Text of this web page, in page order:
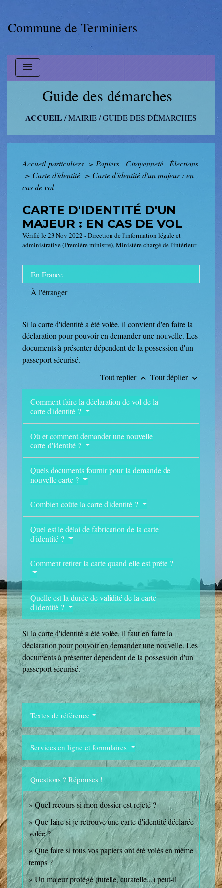
Commune de Terminiers
menu
Guide des démarches
ACCUEIL /MAIRIE/GUIDE DES DÉMARCHES
Accueil particuliers > Papiers - Citoyenneté - Élections
> Carte d'identité > Carte d'identité d'un majeur : en
cas de vol
CARTE D'IDENTITÉ D'UN
MAJEUR : EN CAS DE VOL
Vérifié le 23 Nov 2022 - Direction de l'information légale et
administrative (Première ministre), Ministère chargé de l'intérieur
En France
À l'étranger
Si la carte d'identité a été volée, il convient d'en faire la
déclaration pour pouvoir en demander une nouvelle. Les
documents à présenter dépendent de la possession d'un
passeport sécurisé.
Tout replier keyboard_arrow_up Tout déplier keyboard_arrow_down
Comment faire la déclaration de vol de la
carte d'identité ?
Où et comment demander une nouvelle
carte d'identité ?
Quels documents fournir pour la demande de
nouvelle carte ?
Combien coûte la carte d'identité ?
Quel est le délai de fabrication de la carte
d'identité ?
Comment retirer la carte quand elle est prête ?
Quelle est la durée de validité de la carte
d'identité ?
Si la carte d'identité a été volée, il faut en faire la
déclaration pour pouvoir en demander une nouvelle. Les
documents à présenter dépendent de la possession d'un
passeport sécurisé.
Textes de référence
Services en ligne et formulaires
Questions ? Réponses !
Quel recours si mon dossier est rejeté ?
Que faire si je retrouve une carte d'identité déclarée
volée ?
Que faire si tous vos papiers ont été volés en même
temps ?
Un majeur protégé (tutelle, curatelle...) peut-il